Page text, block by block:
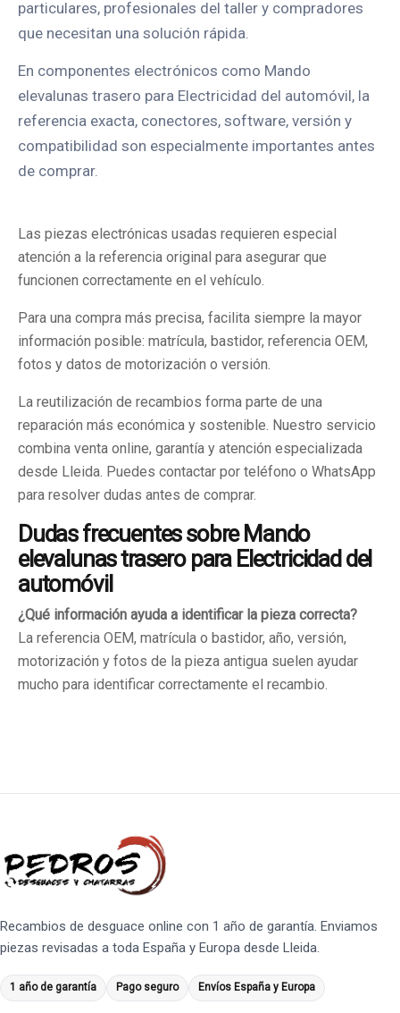
particulares, profesionales del taller y compradores
que necesitan una solución rápida.
En componentes electrónicos como Mando
elevalunas trasero para Electricidad del automóvil, la
referencia exacta, conectores, software, versión y
compatibilidad son especialmente importantes antes
de comprar.
Las piezas electrónicas usadas requieren especial
atención a la referencia original para asegurar que
funcionen correctamente en el vehículo.
Para una compra más precisa, facilita siempre la mayor
información posible: matrícula, bastidor, referencia OEM,
fotos y datos de motorización o versión.
La reutilización de recambios forma parte de una
reparación más económica y sostenible. Nuestro servicio
combina venta online, garantía y atención especializada
desde Lleida. Puedes contactar por teléfono o WhatsApp
para resolver dudas antes de comprar.
Dudas frecuentes sobre Mando
elevalunas trasero para Electricidad del
automóvil
¿Qué información ayuda a identificar la pieza correcta?
La referencia OEM, matrícula o bastidor, año, versión,
motorización y fotos de la pieza antigua suelen ayudar
mucho para identificar correctamente el recambio.
Recambios de desguace online con 1 año de garantía. Enviamos
piezas revisadas a toda España y Europa desde Lleida.
1 año de garantía Pago seguro Envíos España y Europa